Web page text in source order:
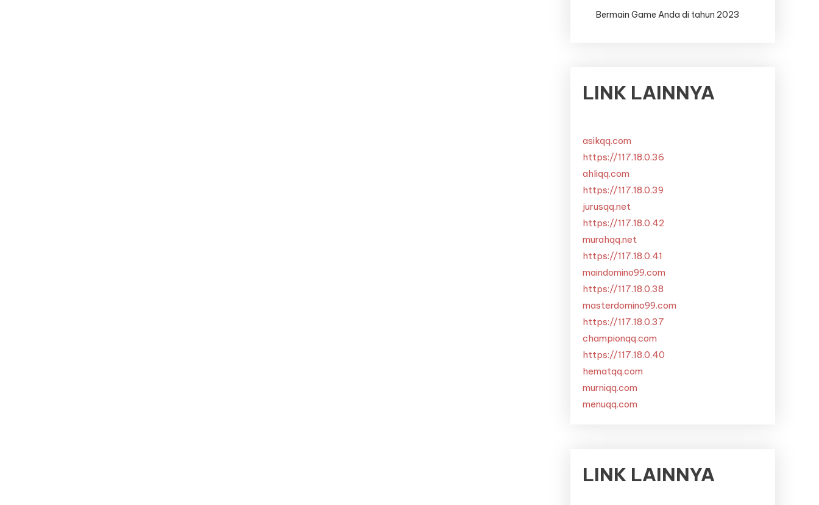
Bermain Game Anda di tahun 2023
LINK LAINNYA
asikqq.com
https://117.18.0.36
ahliqq.com
https://117.18.0.39
jurusqq.net
https://117.18.0.42
murahqq.net
https://117.18.0.41
maindomino99.com
https://117.18.0.38
masterdomino99.com
https://117.18.0.37
championqq.com
https://117.18.0.40
hematqq.com
murniqq.com
menuqq.com
LINK LAINNYA